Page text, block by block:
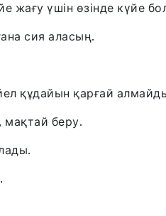
жағу үшін өзінде күйе
сия аласың.
құдайын қарғай
беру.